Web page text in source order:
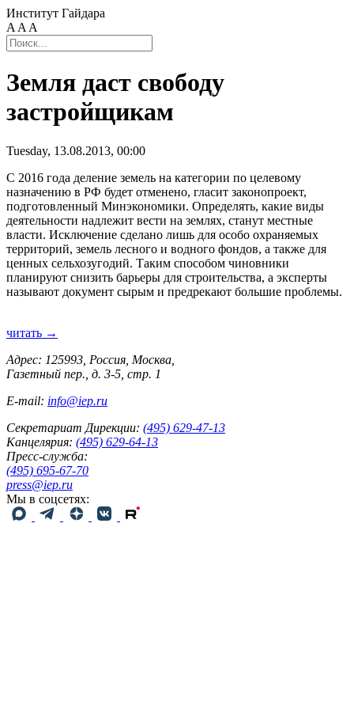
Институт Гайдара
A A A
Земля даст свободу
застройщикам
Tuesday, 13.08.2013, 00:00
С 2016 года деление земель на категории по целевому
назначению в РФ будет отменено, гласит законопроект,
подготовленный Минэкономики. Определять, какие виды
деятельности надлежит вести на землях, станут местные
власти. Исключение сделано лишь для особо охраняемых
территорий, земель лесного и водного фондов, а также для
ценных сельхозугодий. Таким способом чиновники
планируют снизить барьеры для строительства, а эксперты
называют документ сырым и предрекают большие проблемы.
читать →
Адрес: 125993, Россия, Москва,
Газетный пер., д. 3-5, стр. 1
E-mail: info@iep.ru
Секретариат Дирекции: (495) 629-47-13
Канцелярия: (495) 629-64-13
Пресс-служба:
(495) 695-67-70
press@iep.ru
Мы в соцсетях: